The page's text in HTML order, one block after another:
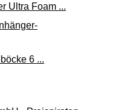
Ultra Foam ...
6 ...